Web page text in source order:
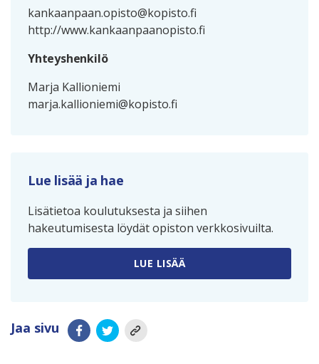
kankaanpaan.opisto@kopisto.fi
http://www.kankaanpaanopisto.fi
Yhteyshenkilö
Marja Kallioniemi
marja.kallioniemi@kopisto.fi
Lue lisää ja hae
Lisätietoa koulutuksesta ja siihen
hakeutumisesta löydät opiston verkkosivuilta.
LUE LISÄÄ
Jaa sivu